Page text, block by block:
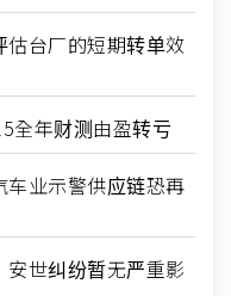
台厂的短期转单效
年财测由盈转亏
业示警供应链恐再
世纠纷暂无严重影